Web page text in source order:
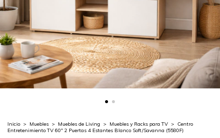
Inicio > Muebles > Muebles de Living > Muebles y Racks para TV >
Centro
Entretenimiento TV 60" 2 Puertas 4 Estantes Blanco Soft/Savanna (5580F)